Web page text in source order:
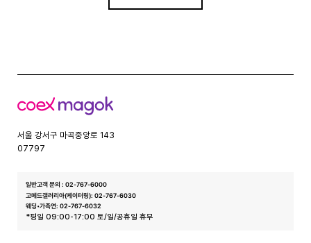
코
스
서울 강서구 마곡중앙로 143
07797
일반고객 문의 : 02-767-6000
고메드갤러리아(케이터링): 02-767-6030
웨딩•가족연: 02-767-6032
*평일 09:00-17:00 토/일/공휴일 휴무